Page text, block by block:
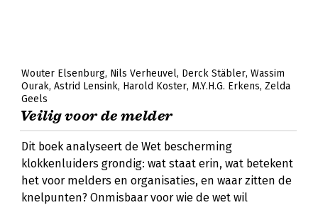
Wouter Elsenburg Nils Verheuvel Derck Stäbler Wassim
Ourak Astrid Lensink Harold Koster M.Y.H.G. Erkens Zelda
Geels
Veilig voor de melder
Dit boek analyseert de Wet bescherming
klokkenluiders grondig: wat staat erin, wat betekent
het voor melders en organisaties, en waar zitten de
knelpunten? Onmisbaar voor wie de wet wil